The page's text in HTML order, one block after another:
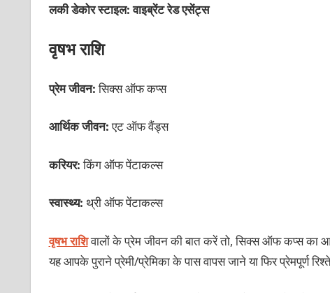
लकी डेकोर स्टाइल: वाइब्रेंट रेड एसेंट्स
वृषभ राशि
प्रेम जीवन:सिक्स ऑफ कप्स
आर्थिक जीवन:एट ऑफ वैंड्स
करियर:किंग ऑफ पेंटाकल्स
स्वास्थ्य: थ्री ऑफ पेंटाकल्स
वृषभ राशिवालों के प्रेम जीवन की बात करें तो, सिक्स ऑफ कप्स का
यह आपके पुराने प्रेमी/प्रेमिका के पास वापस जाने या फिर प्रेमपूर्ण